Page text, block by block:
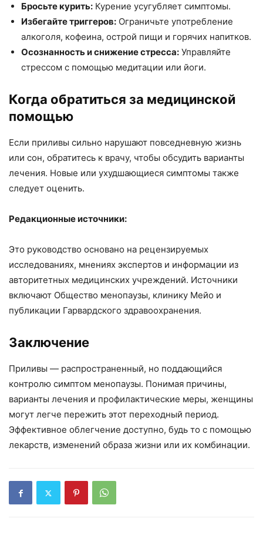
Бросьте курить: Курение усугубляет симптомы.
Избегайте триггеров: Ограничьте употребление
алкоголя, кофеина, острой пищи и горячих напитков.
Осознанность и снижение стресса: Управляйте
стрессом с помощью медитации или йоги.
Когда обратиться за медицинской
помощью
Если приливы сильно нарушают повседневную жизнь
или сон, обратитесь к врачу, чтобы обсудить варианты
лечения. Новые или ухудшающиеся симптомы также
следует оценить.
Редакционные источники:
Это руководство основано на рецензируемых
исследованиях, мнениях экспертов и информации из
авторитетных медицинских учреждений. Источники
включают Общество менопаузы, клинику Мейо и
публикации Гарвардского здравоохранения.
Заключение
Приливы — распространенный, но поддающийся
контролю симптом менопаузы. Понимая причины,
варианты лечения и профилактические меры, женщины
могут легче пережить этот переходный период.
Эффективное облегчение доступно, будь то с помощью
лекарств, изменений образа жизни или их комбинации.